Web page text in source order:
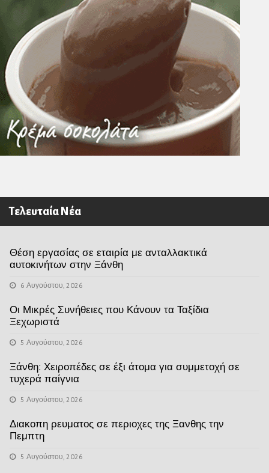
Τελευταία Νέα
Θέση εργασίας σε εταιρία με ανταλλακτικά
αυτοκινήτων στην Ξάνθη
6 Αυγούστου, 2026
Οι Μικρές Συνήθειες που Κάνουν τα Ταξίδια
Ξεχωριστά
5 Αυγούστου, 2026
Ξάνθη: Χειροπέδες σε έξι άτομα για συμμετοχή σε
τυχερά παίγνια
5 Αυγούστου, 2026
Διακοπη ρευματος σε περιοχες της Ξανθης την
Πεμπτη
5 Αυγούστου, 2026